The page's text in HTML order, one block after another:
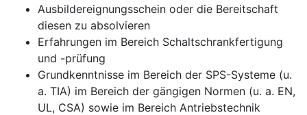
Ausbildereignungsschein oder die Bereitschaft
diesen zu absolvieren
Erfahrungen im Bereich Schaltschrankfertigung
und -prüfung
Grundkenntnisse im Bereich der SPS-Systeme (u.
a. TIA) im Bereich der gängigen Normen (u. a. EN,
UL, CSA) sowie im Bereich Antriebstechnik